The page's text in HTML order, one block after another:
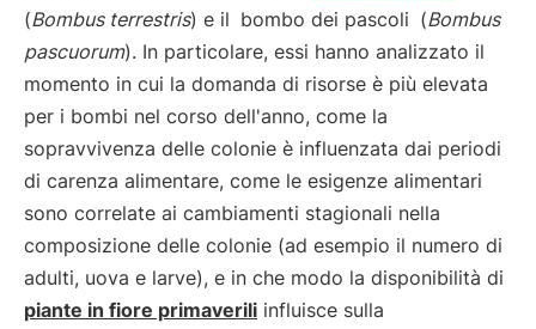
(Bombus terrestris) e il bombo dei pascoli (Bombus
pascuorum). In particolare, essi hanno analizzato il
momento in cui la domanda di risorse è più elevata
per i bombi nel corso dell'anno, come la
sopravvivenza delle colonie è influenzata dai periodi
di carenza alimentare, come le esigenze alimentari
sono correlate ai cambiamenti stagionali nella
composizione delle colonie (ad esempio il numero di
adulti, uova e larve), e in che modo la disponibilità di
piante in fiore primaverili influisce sulla